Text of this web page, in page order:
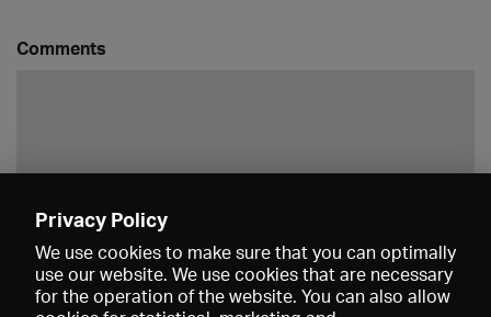
Comments
Privacy Policy
We use cookies to make sure that you can optimally
use our website. We use cookies that are necessary
for the operation of the website. You can also allow